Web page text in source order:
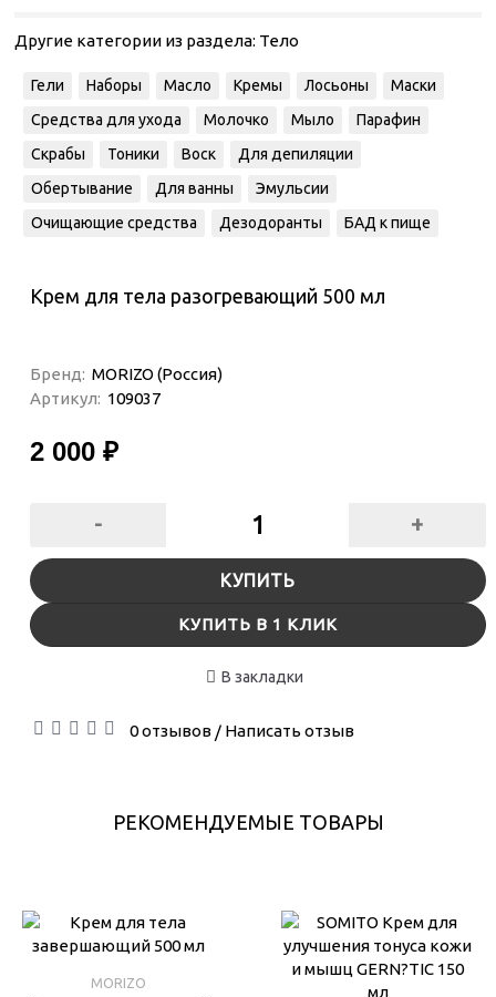
Другие категории из раздела: Тело
Гели Наборы Масло Кремы Лосьоны
Маски
Средства для ухода
Молочко Мыло
Парафин
Скрабы
Тоники Воск
Для депиляции
Обертывание
Для ванны
Эмульсии
Очищающие средства
Дезодоранты БАД к пище
Крем для тела разогревающий 500 мл
Бренд: MORIZO (Россия)
Артикул: 109037
2 000 ₽
- +
КУПИТЬ
КУПИТЬ В 1 КЛИК
В закладки
0 отзывов/ Написать отзыв
РЕКОМЕНДУЕМЫЕ ТОВАРЫ
MORIZO